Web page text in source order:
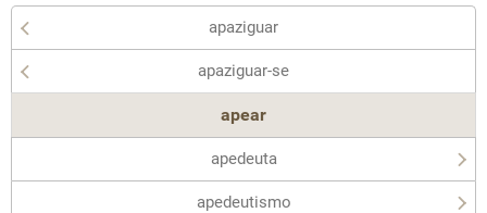
apaziguar
apaziguar-se
apear
apedeuta
apedeutismo